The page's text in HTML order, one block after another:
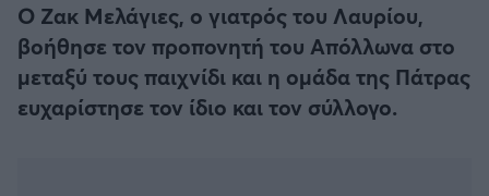
Κηφισιά
Αστέρας Τρίπολης
NCAA
Μπάσκετ: Ισραήλ
Ο Ζακ Μελάγιες, ο γιατρός του Λαυρίου,
βοήθησε τον προπονητή του Απόλλωνα στο
μεταξύ τους παιχνίδι και η ομάδα της Πάτρας
ευχαρίστησε τον ίδιο και τον σύλλογο.